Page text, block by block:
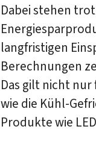
Dabei stehen
langfristigen
Berechnungen
Das gilt nicht
wie die Kühl-
Produkte wie